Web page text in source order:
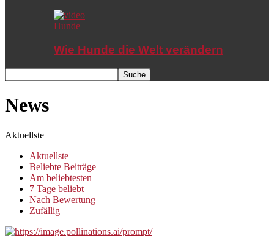
Hunde
Wie Hunde die Welt verändern
News
Aktuellste
Aktuellste
Beliebte Beiträge
Am beliebtesten
7 Tage beliebt
Nach Bewertung
Zufällig